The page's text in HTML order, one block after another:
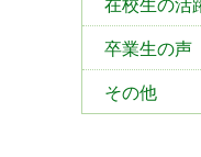
卒業生の声
その他